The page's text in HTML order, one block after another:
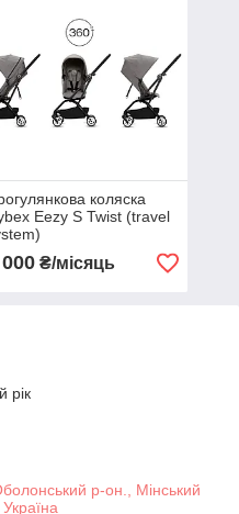
коляска
Eezy S Twist (travel
₴/місяць
рік
р-он., Мінський